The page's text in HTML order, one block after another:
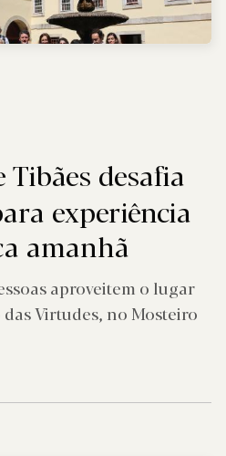
desafia
amanhã
aproveitem o lugar
Virtudes, no Mosteiro